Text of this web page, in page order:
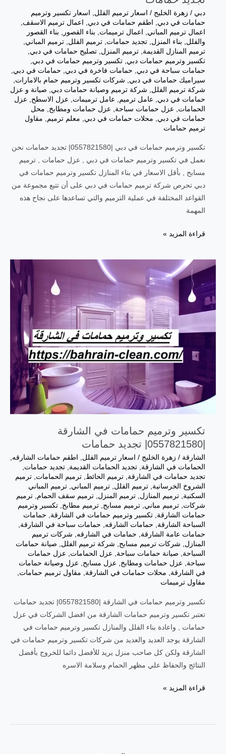
دبي / زهرة الخليج / اسعار ترميم الفلل
اسعار تكسير وترميم
حمامات في دبي
اطقم حمامات في دبي اعمال ترميم الاسقف
اعمال ترميم المباني
اعمال ترميمات بناء القصور
بناء القصور
والفلل
بناء المنزل تجديد حمامات ترميم الفلل ترميم المباني
ترميم المنازل القديمة ترميم المنزل تصليح حمامات في دبي
تكسير وترميم حمامات دبي تكسير وترميم حمامات في دبي
حمامات سباحة في دبي
حمامات فاخرة في دبي حمامات في دبي
سيراميك حمامات في دبي
شركات تكسير وترميم حمام بالامارات
شركة ترميم الفلل
شركة ترميم وصيانة حمامات دبي
صيانة و عزل
حمامات في دبي
عامل ترميم عامل ترميمات عزل الاسطح
عزل
الحمامات
عزل حمامات سباحة عزل حمامات ومطابخ
محل
حمامات في دبي
محلات حمامات في دبي معلم ترميم
مقاول
ترميم حمامات
تكسير وترميم حمامات في دبي |0557821580| تجديد حمامات نحن
نعمل في تكسير وترميم حمامات في دبي , عزل حمامات , ترميم
مسابح , بأقل الاسعار في بناء المنازل تكسير وترميم حمامات في
دبي تحرص شركة ترميم حمامات في دبي على أن تتبع مجموعة من
القواعد المختلفة في عملية الترميم والتي تساعدها على نجاح هذه
المهمة
تكسير
حمامات
في
دبي
|0557821580|
قراءة المزيد »
تكسير وترميم حمامات في الشارقة
الشارقة / زهرة الخليج / اسعار ترميم الفلل, اطقم حمامات الشارقه,
الحمامات في الشارقة, تجديد الحمامات القديمة, تجديد حمامات,
تجديد حمامات في الشارقة, ترميم الحائط, ترميم الحمامات, ترميم
الشروخ الخرسانية, ترميم الفلل, ترميم المباني, ترميم المباني
السكنية, ترميم المنازل, ترميم المنزل, ترميم سقف الحمام, ترميم
شركات, ترميم مباني, ترميم مسابح, ترميم مطابخ, تكسير وترميم
حمامات الشارقة, تكسير وترميم حمامات في الشارقة, حمامات
السباحة الشارقة, حمامات الشارقه, حمامات سباحة في الشارقة,
حمامات عامة الشارقة, حمامات في الشارقه, شركات ترميم
المنازل, شركات ترميم مسابح, شركة ترميم الفلل, صيانة حمامات
السباحة, صيانة حمامات سباحة, عزل الحمامات, عزل حمامات
سباحة, عزل حمامات ومطابخ, عزل مسابح, عزل وصيانة حمامات
في الشارقة, محلات حمامات في الشارقة, مقاول ترميم حمامات,
مقاول ترميمات
تكسير وترميم حمامات في الشارقة |0557821580| تجديد حمامات
تعتبر تكسير وترميم حمامات الشارقة من افضل الشركات في عزل
حمامات , واعادة بناء الفلل والمنازل تكسير وترميم حمامات في
الشارقة يوجد العديد والعديد من شركات تكسير وترميم حمامات في
الشارقة ولكن كل صاحب منزل يريد للأفضل دائما للخروج بأفضل
النتائج والحفاظ علي مظهر الحمام وسلامة الاسره
تكسير
في
قراءة المزيد »